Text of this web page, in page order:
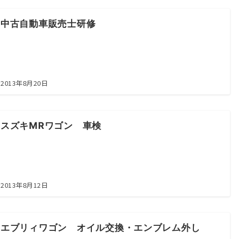
中古自動車販売士研修
2013年8月20日
スズキMRワゴン 車検
2013年8月12日
エブリィワゴン オイル交換・エンブレム外し